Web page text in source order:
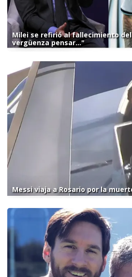
Milei se refirió al fallecimiento
vergüenza pensar..."
Messi viaja a Rosario por la